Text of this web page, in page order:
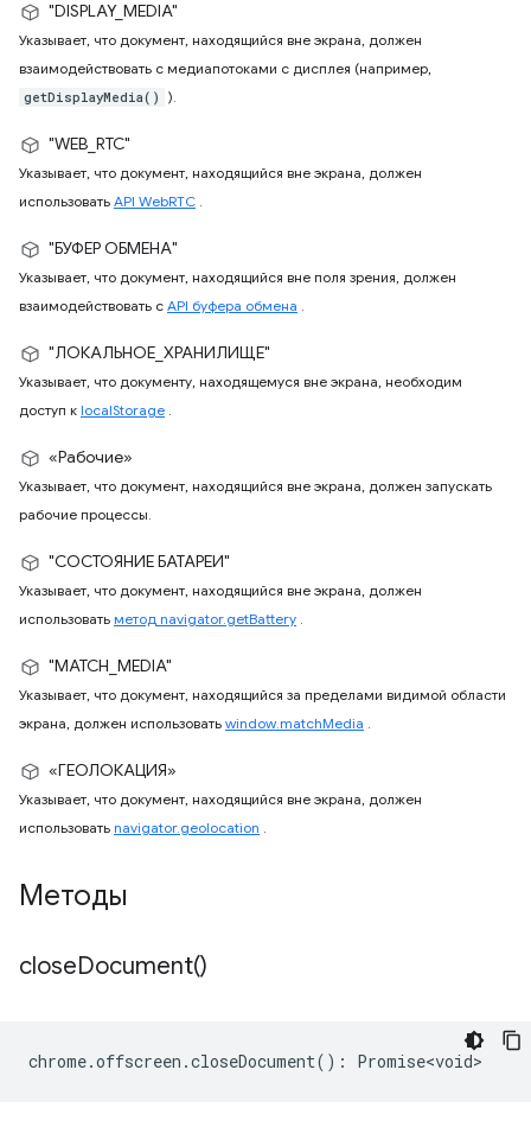
"DISPLAY_MEDIA"
Указывает, что документ, находящийся вне экрана, должен
взаимодействовать с медиапотоками с дисплея (например,
getDisplayMedia() ).
"WEB_RTC"
Указывает, что документ, находящийся вне экрана, должен
использовать API WebRTC .
"БУФЕР ОБМЕНА"
Указывает, что документ, находящийся вне поля зрения, должен
взаимодействовать с API буфера обмена .
"ЛОКАЛЬНОЕ_ХРАНИЛИЩЕ"
Указывает, что документу, находящемуся вне экрана, необходим
доступ к localStorage .
«Рабочие»
Указывает, что документ, находящийся вне экрана, должен запускать
рабочие процессы.
"СОСТОЯНИЕ БАТАРЕИ"
Указывает, что документ, находящийся вне экрана, должен
использовать метод navigator.getBattery .
"MATCH_MEDIA"
Указывает, что документ, находящийся за пределами видимой области
экрана, должен использовать window.matchMedia .
«ГЕОЛОКАЦИЯ»
Указывает, что документ, находящийся вне экрана, должен
использовать navigator.geolocation .
Методы
closeDocument()
chrome.offscreen .closeDocument() : Promise<void>